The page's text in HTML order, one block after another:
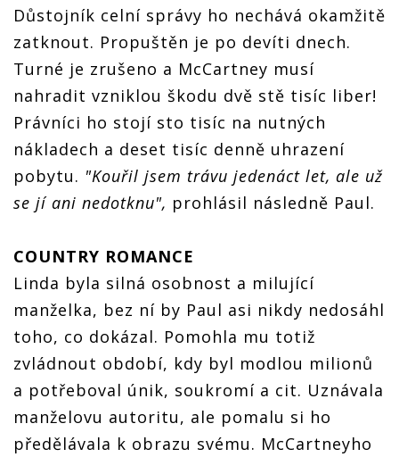
Důstojník celní správy ho nechává okamžitě
zatknout. Propuštěn je po devíti dnech.
Turné je zrušeno a McCartney musí
nahradit vzniklou škodu dvě stě tisíc liber!
Právníci ho stojí sto tisíc na nutných
nákladech a deset tisíc denně uhrazení
pobytu. "Kouřil jsem trávu jedenáct let, ale už
se jí ani nedotknu", prohlásil následně Paul.
COUNTRY ROMANCE
Linda byla silná osobnost a milující
manželka, bez ní by Paul asi nikdy nedosáhl
toho, co dokázal. Pomohla mu totiž
zvládnout období, kdy byl modlou milionů
a potřeboval únik, soukromí a cit. Uznávala
manželovu autoritu, ale pomalu si ho
předělávala k obrazu svému. McCartneyho